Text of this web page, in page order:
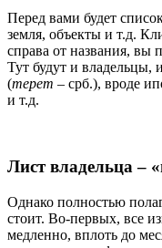
Перед вами будет
земля, объекты и т.д.
справа от названия, вы
Тут будут и владельцы,
(терет – срб.), вроде
и т.д.
Лист владельца –
Однако полностью
стоит. Во-первых, все
медленно, вплоть до